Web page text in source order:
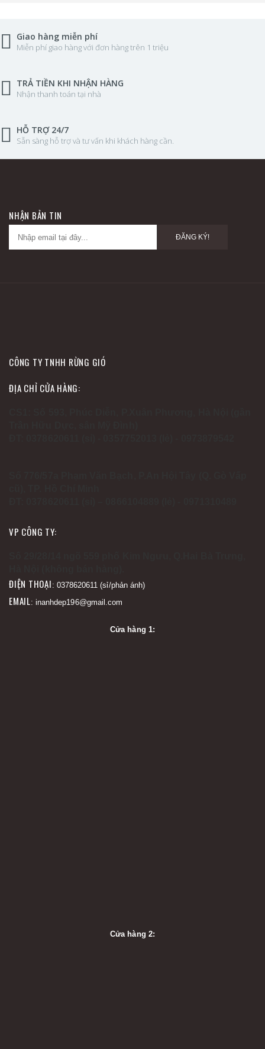
Giao hàng miễn phí
Miễn phí giao hàng với đơn hàng trên 1 triệu
TRẢ TIỀN KHI NHẬN HÀNG
Nhận thanh toán tại nhà
HỖ TRỢ 24/7
Sẵn sàng hỗ trợ và tư vấn khi khách hàng cần.
NHẬN BẢN TIN
ĐĂNG KÝ!
CÔNG TY TNHH RỪNG GIÓ
ĐỊA CHỈ CỬA HÀNG:
VP CÔNG TY:
ĐIỆN THOẠI : 0378620611 (sỉ/phản ánh)
EMAIL: inanhdep196@gmail.com
Cửa hàng 1:
Cửa hàng 2: